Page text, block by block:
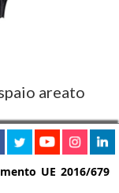
areato
civili e di tetti
UE 2016/679